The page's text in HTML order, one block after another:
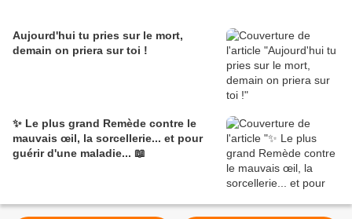
Aujourd'hui tu pries sur le mort,
demain on priera sur toi !
✨ Le plus grand Remède contre le
mauvais œil, la sorcellerie... et pour
guérir d'une maladie... 📖